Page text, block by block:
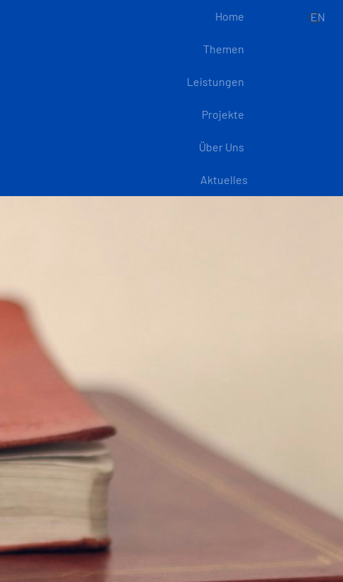
Home
Themen
Leistungen
Projekte
Über Uns
Aktuelles
EN